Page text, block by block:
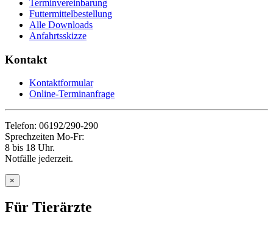
Terminvereinbarung
Futtermittelbestellung
Alle Downloads
Anfahrtsskizze
Kontakt
Kontaktformular
Online-Terminanfrage
Telefon: 06192/290-290
Sprechzeiten Mo-Fr:
8 bis 18 Uhr.
Notfälle jederzeit.
×
Für Tierärzte